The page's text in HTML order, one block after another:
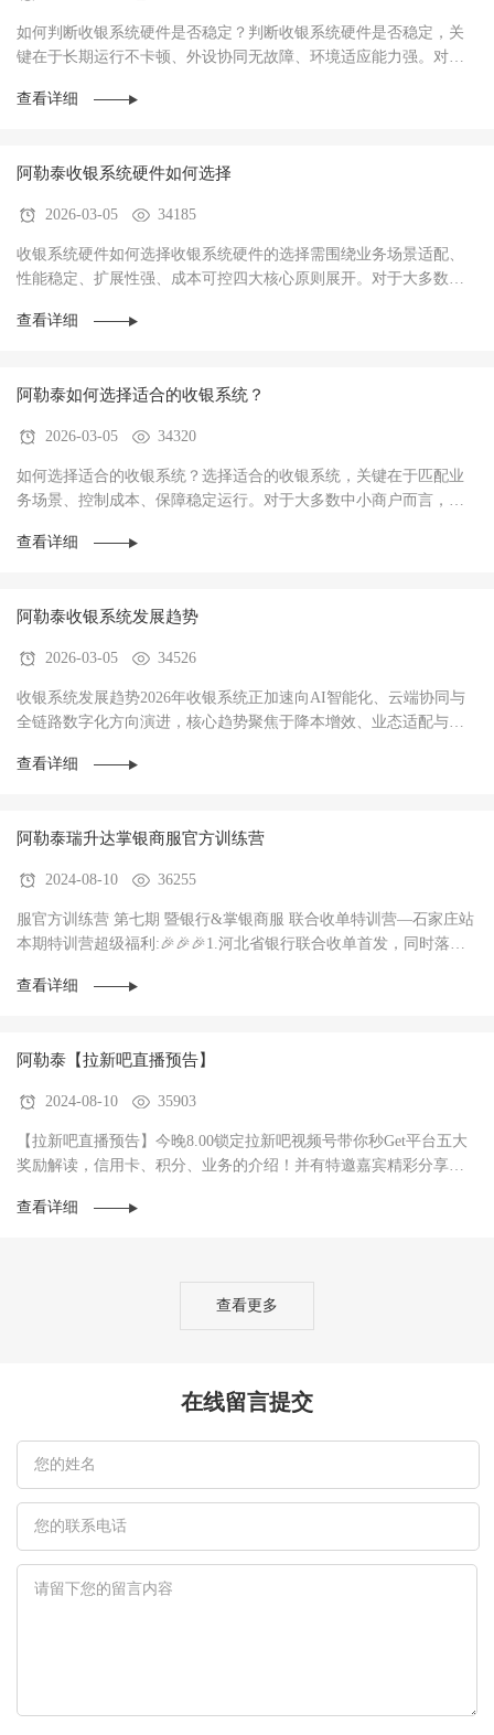
如何判断收银系统硬件是否稳定？判断收银系统硬件是否稳定，关
键在于‌长期运行不卡顿、外设协同无故障、环境适应能力强‌。对于
查看详细
阿勒泰收银系统硬件如何选择
2026-03-05 34185
收银系统硬件如何选择收银系统硬件的选择需围绕‌业务场景适配、
性能稳定、扩展性强、成本可控‌四大核心原则展开。对于大多数商
查看详细
阿勒泰如何选择适合的收银系统？
2026-03-05 34320
如何选择适合的收银系统？选择适合的收银系统，关键在于‌匹配业
务场景、控制成本、保障稳定运行‌。对于大多数中小商户而言，优
查看详细
阿勒泰收银系统发展趋势
2026-03-05 34526
收银系统发展趋势2026年收银系统正加速向AI智能化、云端协同与
全链路数字化方向演进，核心趋势聚焦于‌降本增效、业态适配与数
查看详细
阿勒泰瑞升达掌银商服官方训练营
2024-08-10 36255
服官方训练营 第七期 暨银行&掌银商服 联合收单特训营—石家庄站
本期特训营超级福利:🎉🎉🎉1.河北省银行联合收单首发，同时落地3
查看详细
阿勒泰【拉新吧直播预告】
2024-08-10 35903
【拉新吧直播预告】今晚8.00锁定拉新吧视频号带你秒Get平台五大
奖励解读，信用卡、积分、业务的介绍！并有特邀嘉宾精彩分享！
查看详细
查看更多
在线留言提交